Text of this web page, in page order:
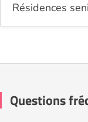
Résidences
Questions